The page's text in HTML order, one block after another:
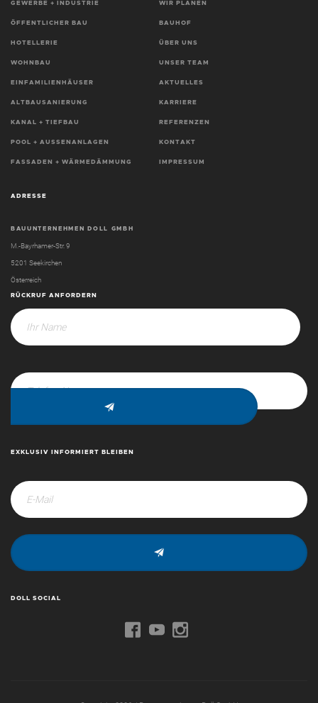
GEWERBE + INDUSTRIE
ÖFFENTLICHER BAU
HOTELLERIE
WOHNBAU
EINFAMILIENHÄUSER
ALTBAUSANIERUNG
KANAL + TIEFBAU
POOL + AUSSENANLAGEN
FASSADEN + WÄRMEDÄMMUNG
WIR PLANEN
BAUHOF
ÜBER UNS
UNSER TEAM
AKTUELLES
KARRIERE
REFERENZEN
KONTAKT
IMPRESSUM
ADRESSE
BAUUNTERNEHMEN DOLL GMBH
M.-Bayrhamer-Str. 9
5201 Seekirchen
Österreich
RÜCKRUF ANFORDERN
EXKLUSIV INFORMIERT BLEIBEN
DOLL SOCIAL